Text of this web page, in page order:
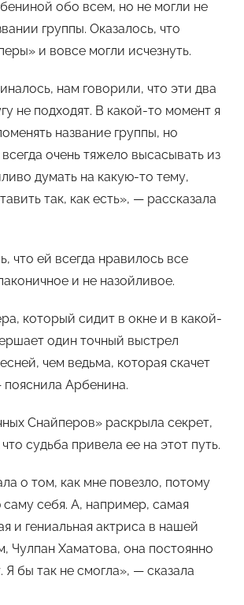
обо всем, но не могли не
группы. Оказалось, что
и вовсе могли исчезнуть.
нам говорили, что эти два
не подходят. В какой-то момент я
название группы, но
очень тяжело высасывать из
думать на какую-то тему,
так, как есть», — рассказала
что ей всегда нравилось все
и не назойливое.
который сидит в окне и в какой-
один точный выстрел
чем ведьма, которая скачет
Арбенина.
Снайперов» раскрыла секрет,
судьба привела ее на этот путь.
о том, как мне повезло, потому
себя. А, например, самая
и гениальная актриса в нашей
Чулпан Хаматова, она постоянно
Я бы так не смогла», — сказала